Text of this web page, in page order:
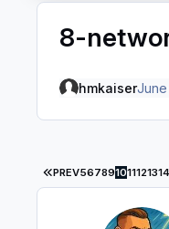
8-
hmkaiser
FIRST PAGE
PREV567891011121314